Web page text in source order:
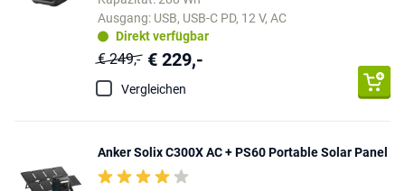
Ausgang: USB, USB-C PD, 12 V, AC
Direkt verfügbar
€ 249,- € 229,-
Vergleichen
Anker Solix C300X AC + PS60 Portable Solar Panel